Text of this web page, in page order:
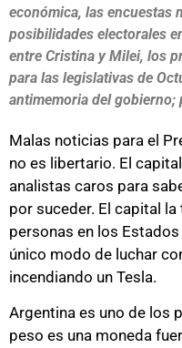
económica, las encuestas
posibilidades electorales
entre Cristina y Milei, los
para las legislativas de
antimemoria del gobierno;
Malas noticias para el
no es libertario. El
analistas caros para
por suceder. El capital
personas en los
único modo de luchar
incendiando un Tesla.
Argentina es uno de los
peso es una moneda